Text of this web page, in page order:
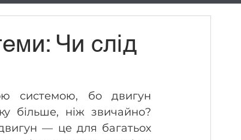
Чи слід
системою, бо двигун
більше, ніж звичайно?
— це для багатьох